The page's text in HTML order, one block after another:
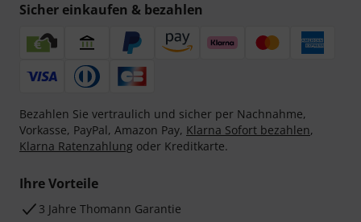
Sicher einkaufen & bezahlen
Bezahlen Sie vertraulich und sicher per Nachnahme,
Vorkasse, PayPal, Amazon Pay, Klarna Sofort bezahlen,
Klarna Ratenzahlung oder Kreditkarte.
Ihre Vorteile
3 Jahre Thomann Garantie